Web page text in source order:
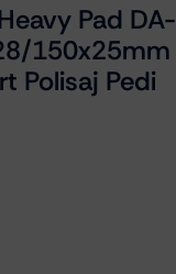
Pad DA-
150x25mm
Polisaj Pedi